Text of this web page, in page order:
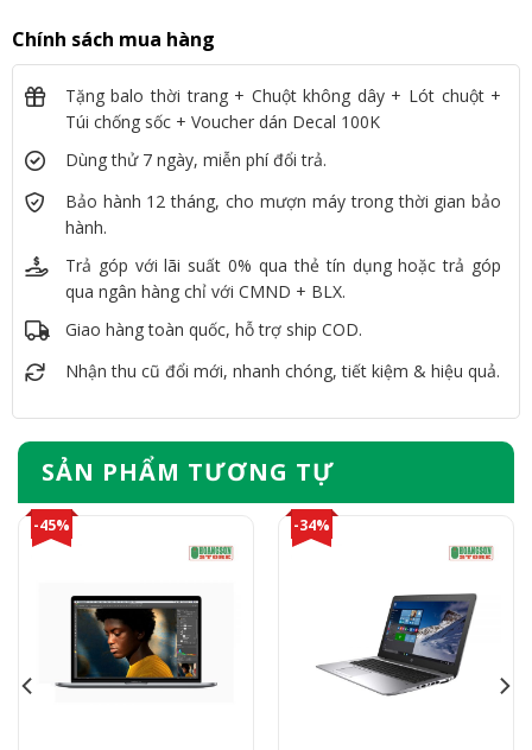
Chính sách mua hàng
Tặng balo thời trang + Chuột không dây + Lót chuột +
Túi chống sốc + Voucher dán Decal 100K
Dùng thử 7 ngày, miễn phí đổi trả.
Bảo hành 12 tháng, cho mượn máy trong thời gian bảo
hành.
Trả góp với lãi suất 0% qua thẻ tín dụng hoặc trả góp
qua ngân hàng chỉ với CMND + BLX.
Giao hàng toàn quốc, hỗ trợ ship COD.
Nhận thu cũ đổi mới, nhanh chóng, tiết kiệm & hiệu quả.
SẢN PHẨM TƯƠNG TỰ
-45% -34%